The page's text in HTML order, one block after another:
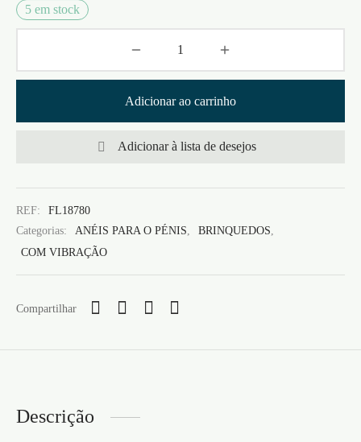
5 em stock
Adicionar ao carrinho
Adicionar à lista de desejos
REF:
FL18780
Categorias:
ANÉIS PARA O PÉNIS BRINQUEDOS
COM VIBRAÇÃO
Compartilhar
Descrição